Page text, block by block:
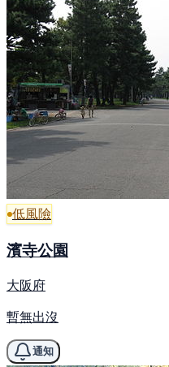
低風險
濱寺公園
大阪府
暫無出沒
通知